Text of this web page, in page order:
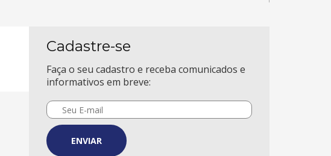
Cadastre-se
Faça o seu cadastro e receba comunicados e
informativos em breve:
ENVIAR